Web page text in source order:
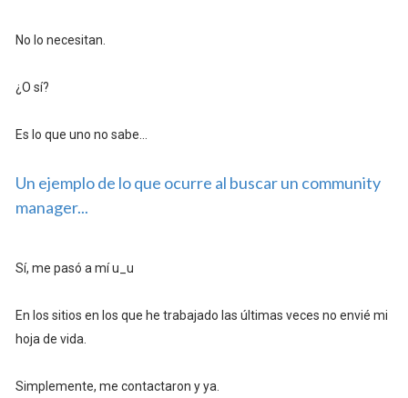
No lo necesitan.
¿O sí?
Es lo que uno no sabe...
Un ejemplo de lo que ocurre al buscar un community
manager...
Sí, me pasó a mí u_u
En los sitios en los que he trabajado las últimas veces no envié mi
hoja de vida.
Simplemente, me contactaron y ya.